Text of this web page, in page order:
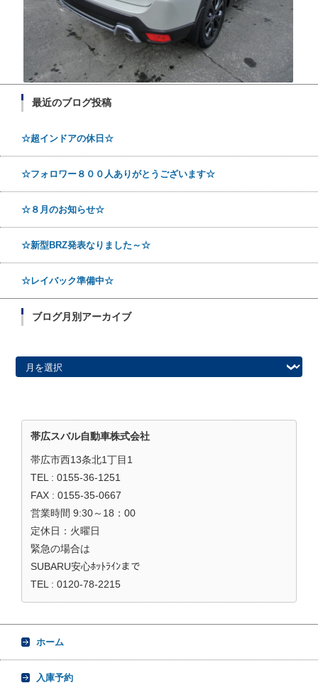
最近のブログ投稿
☆超インドアの休日☆
☆フォロワー８００人ありがとうございます☆
☆８月のお知らせ☆
☆新型BRZ発表なりました～☆
☆レイバック準備中☆
ブログ月別アーカイブ
帯広スバル自動車株式会社
帯広市西13条北1丁目1
TEL : 0155-36-1251
FAX : 0155-35-0667
営業時間 9:30～18：00
定休日：火曜日
緊急の場合は
SUBARU安心ﾎｯﾄﾗｲﾝまで
TEL : 0120-78-2215
ホーム
入庫予約